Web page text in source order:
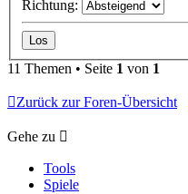
Richtung:
11 Themen • Seite 1 von 1
Zurück zur Foren-Übersicht
Gehe zu
Tools
Spiele